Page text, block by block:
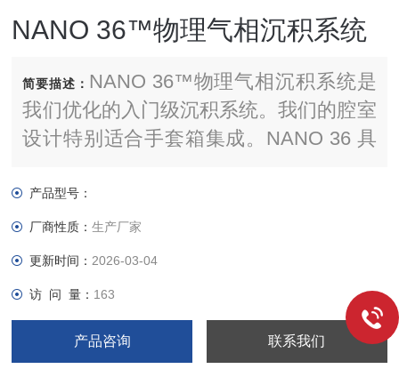
NANO 36™物理气相沉积系统
简要描述： NANO 36™物理气相沉积系统是
我们优化的入门级沉积系统。我们的腔室
设计特别适合手套箱集成。NANO 36 具
实惠的价格点，同时保持了您期望从
KJLC 获得的质量。
产品型号：
厂商性质：生产厂家
更新时间： 2026-03-04
访 问 量： 163
产品咨询 联系我们